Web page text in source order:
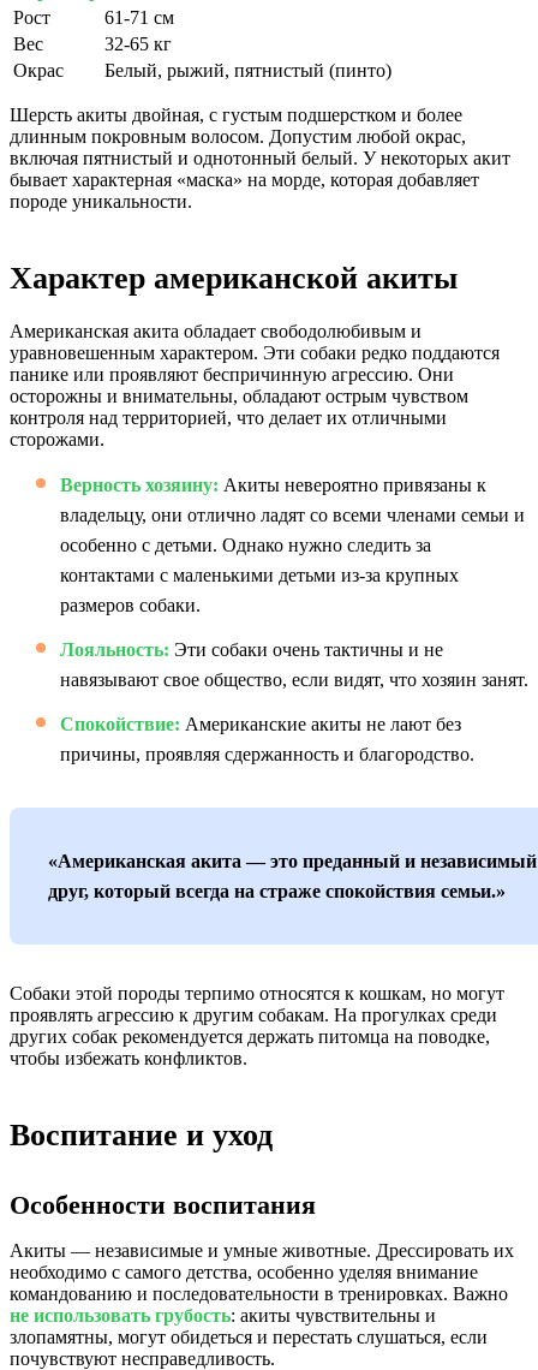
Рост
61-71 см
Вес
32-65 кг
Окрас
Белый, рыжий, пятнистый (пинто)
Шерсть акиты двойная, с густым подшерстком и более
длинным покровным волосом. Допустим любой окрас,
включая пятнистый и однотонный белый. У некоторых акит
бывает характерная «маска» на морде, которая добавляет
породе уникальности.
Характер американской акиты
Американская акита обладает свободолюбивым и
уравновешенным характером. Эти собаки редко поддаются
панике или проявляют беспричинную агрессию. Они
осторожны и внимательны, обладают острым чувством
контроля над территорией, что делает их отличными
сторожами.
Верность хозяину: Акиты невероятно привязаны к
владельцу, они отлично ладят со всеми членами семьи и
особенно с детьми. Однако нужно следить за
контактами с маленькими детьми из-за крупных
размеров собаки.
Лояльность: Эти собаки очень тактичны и не
навязывают свое общество, если видят, что хозяин занят.
Спокойствие: Американские акиты не лают без
причины, проявляя сдержанность и благородство.
«Американская акита — это преданный и независимый
друг, который всегда на страже спокойствия семьи.»
Собаки этой породы терпимо относятся к кошкам, но могут
проявлять агрессию к другим собакам. На прогулках среди
других собак рекомендуется держать питомца на поводке,
чтобы избежать конфликтов.
Воспитание и уход
Особенности воспитания
Акиты — независимые и умные животные. Дрессировать их
необходимо с самого детства, особенно уделяя внимание
командованию и последовательности в тренировках. Важно
не использовать грубость: акиты чувствительны и
злопамятны, могут обидеться и перестать слушаться, если
почувствуют несправедливость.